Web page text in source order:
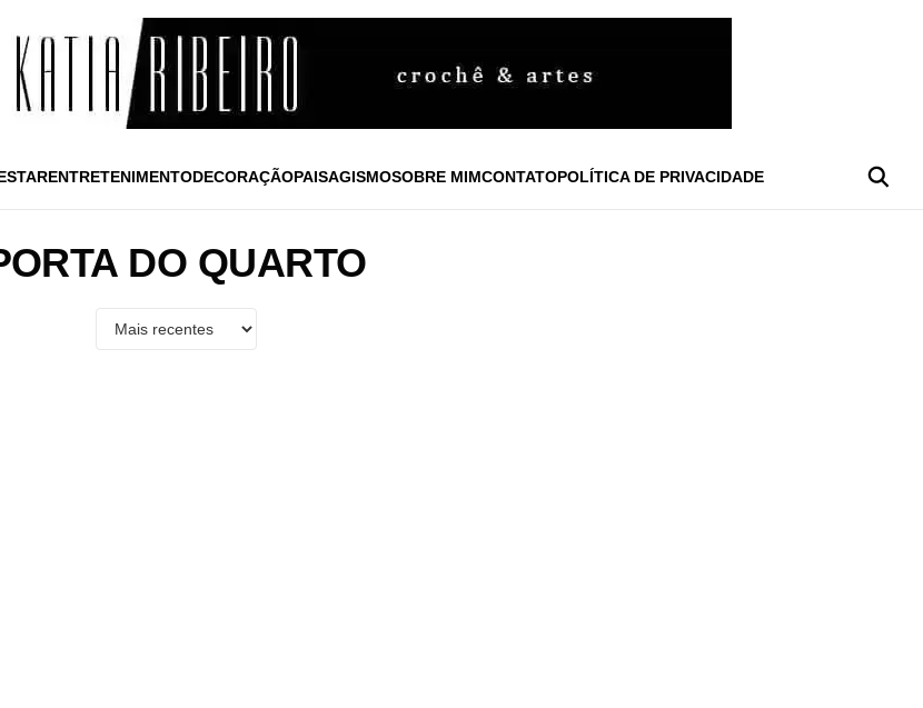
ENTRETENIMENTODECORAÇÃOPAISAGISMOSOBRE MIMCONTATOPOLÍTICA DE PRIVACIDADE
DO QUARTO